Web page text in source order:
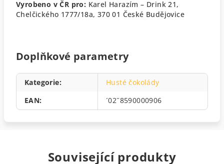
Vyrobeno v ČR pro: Karel Harazím – Drink 21,
Chelčického 1777/18a, 370 01 České Budějovice
Doplňkové parametry
Kategorie:
Husté čokolády
EAN: ´02˝8590000906
Související produkty